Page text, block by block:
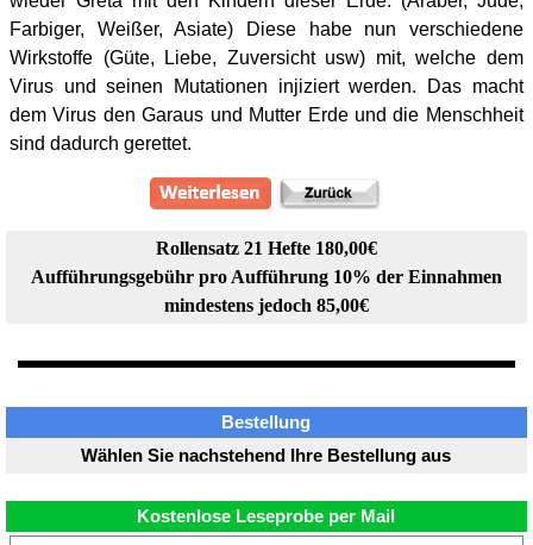
Farbiger, Weißer, Asiate) Diese habe nun verschiedene
Wirkstoffe (Güte, Liebe, Zuversicht usw) mit, welche dem
Virus und seinen Mutationen injiziert werden. Das macht
dem Virus den Garaus und Mutter Erde und die Menschheit
sind dadurch gerettet.
Rollensatz 21 Hefte 180,00€
Aufführungsgebühr pro Aufführung 10% der Einnahmen
mindestens jedoch 85,00€
Bestellung
Wählen Sie nachstehend Ihre Bestellung aus
Kostenlose Leseprobe per Mail